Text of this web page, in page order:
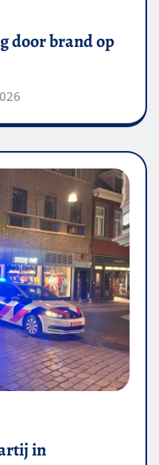
door brand op
in